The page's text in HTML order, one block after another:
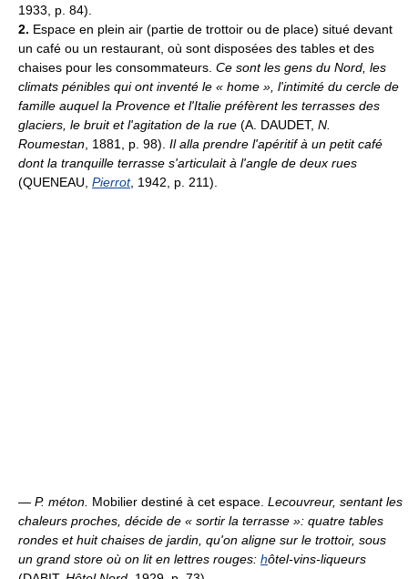
1933, p. 84).
2. Espace en plein air (partie de trottoir ou de place) situé devant
un café ou un restaurant, où sont disposées des tables et des
chaises pour les consommateurs. Ce sont les gens du Nord, les
climats pénibles qui ont inventé le « home », l'intimité du cercle de
famille auquel la Provence et l'Italie préfèrent les terrasses des
glaciers, le bruit et l'agitation de la rue (A. DAUDET, N.
Roumestan, 1881, p. 98). Il alla prendre l'apéritif à un petit café
dont la tranquille terrasse s'articulait à l'angle de deux rues
(QUENEAU, Pierrot, 1942, p. 211).
— P. méton. Mobilier destiné à cet espace. Lecouvreur, sentant les
chaleurs proches, décide de « sortir la terrasse »: quatre tables
rondes et huit chaises de jardin, qu'on aligne sur le trottoir, sous
un grand store où on lit en lettres rouges: hôtel-vins-liqueurs